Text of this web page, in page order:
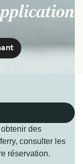
des
consulter les
réservation.